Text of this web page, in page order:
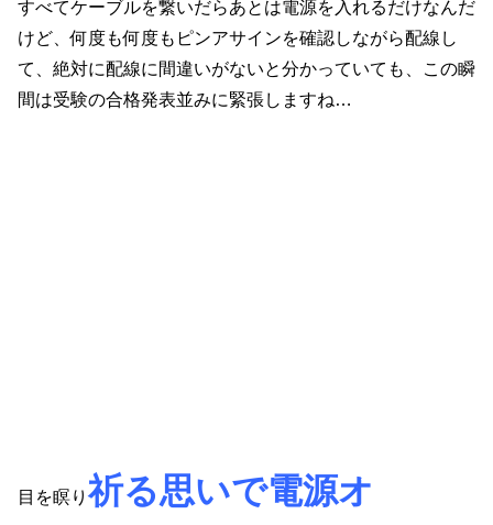
すべてケーブルを繋いだらあとは電源を入れるだけなんだ
けど、何度も何度もピンアサインを確認しながら配線し
て、絶対に配線に間違いがないと分かっていても、この瞬
間は受験の合格発表並みに緊張しますね…
目を瞑り 祈る思いで電源オ